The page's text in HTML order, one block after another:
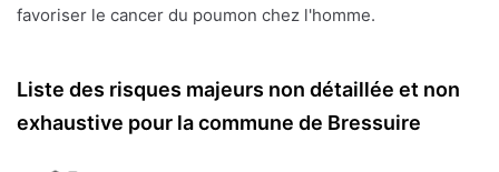
favoriser le cancer du poumon chez l'homme.
Liste des risques majeurs non détaillée et non
exhaustive pour la commune de Bressuire